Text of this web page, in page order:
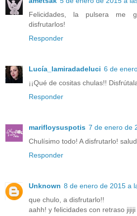
Felicidades, la pulsera me
disfrutarlos!
Responder
Lucía_lamiradadeluci 6 de
¡¡Qué de cositas chulas!!
Responder
marifloysuspotis 7 de enero de
Chulísimo todo! A disfrutarlo!
Responder
Unknown 8 de enero de 2015 a
que chulo, a disfrutarlo!!
aahh! y felicidades con retraso jijiji